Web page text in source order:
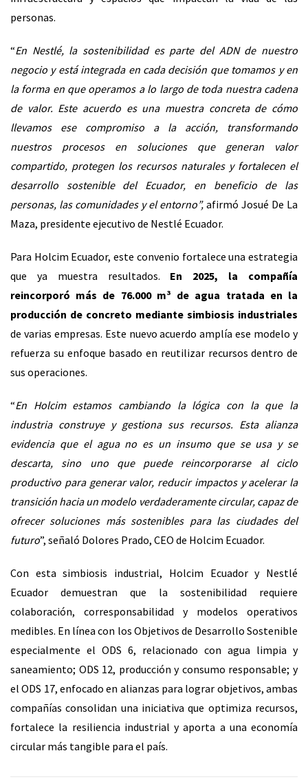
personas.
“En Nestlé, la sostenibilidad es parte del ADN de nuestro
negocio y está integrada en cada decisión que tomamos y en
la forma en que operamos a lo largo de toda nuestra cadena
de valor. Este acuerdo es una muestra concreta de cómo
llevamos ese compromiso a la acción, transformando
nuestros procesos en soluciones que generan valor
compartido, protegen los recursos naturales y fortalecen el
desarrollo sostenible del Ecuador, en beneficio de las
personas, las comunidades y el entorno”, afirmó Josué De La
Maza, presidente ejecutivo de Nestlé Ecuador.
Para Holcim Ecuador, este convenio fortalece una estrategia
que ya muestra resultados. En 2025, la compañía
reincorporó más de 76.000 m³ de agua tratada en la
producción de concreto mediante simbiosis industriales
de varias empresas. Este nuevo acuerdo amplía ese modelo y
refuerza su enfoque basado en reutilizar recursos dentro de
sus operaciones.
“En Holcim estamos cambiando la lógica con la que la
industria construye y gestiona sus recursos. Esta alianza
evidencia que el agua no es un insumo que se usa y se
descarta, sino uno que puede reincorporarse al ciclo
productivo para generar valor, reducir impactos y acelerar la
transición hacia un modelo verdaderamente circular, capaz de
ofrecer soluciones más sostenibles para las ciudades del
futuro”, señaló Dolores Prado, CEO de Holcim Ecuador.
Con esta simbiosis industrial, Holcim Ecuador y Nestlé
Ecuador demuestran que la sostenibilidad requiere
colaboración, corresponsabilidad y modelos operativos
medibles. En línea con los Objetivos de Desarrollo Sostenible
especialmente el ODS 6, relacionado con agua limpia y
saneamiento; ODS 12, producción y consumo responsable; y
el ODS 17, enfocado en alianzas para lograr objetivos, ambas
compañías consolidan una iniciativa que optimiza recursos,
fortalece la resiliencia industrial y aporta a una economía
circular más tangible para el país.